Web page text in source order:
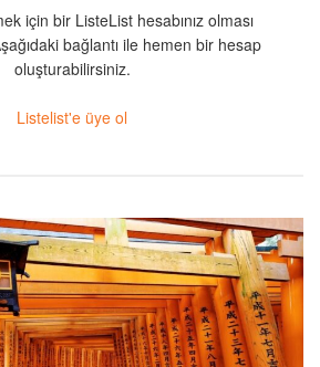
için bir ListeList hesabınız olması
bağlantı ile hemen bir hesap
oluşturabilirsiniz.
Listelist'e üye ol